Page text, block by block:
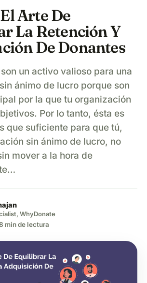
Arte De
La Retención Y
De Donantes
un activo valioso para una
ánimo de lucro porque son
por la que tu organización
Por lo tanto, ésta es
que suficiente para que tú,
sin ánimo de lucro, no
mover a la hora de
WhyDonate
min de lectura